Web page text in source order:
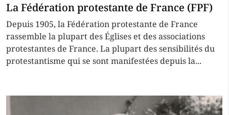
La Fédération protestante de France (FPF)
Depuis 1905, la Fédération protestante de France
rassemble la plupart des Églises et des associations
protestantes de France. La plupart des sensibilités du
protestantisme qui se sont manifestées depuis la...